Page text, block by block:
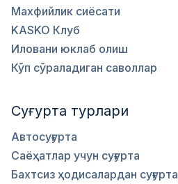
Махфийлик сиёсати
KASKO Клуб
Иловани юклаб олиш
Кўп сўраладиган саволлар
Суғурта турлари
Автосуғурта
Саёҳатлар учун суғурта
Бахтсиз ҳодисалардан суғурта